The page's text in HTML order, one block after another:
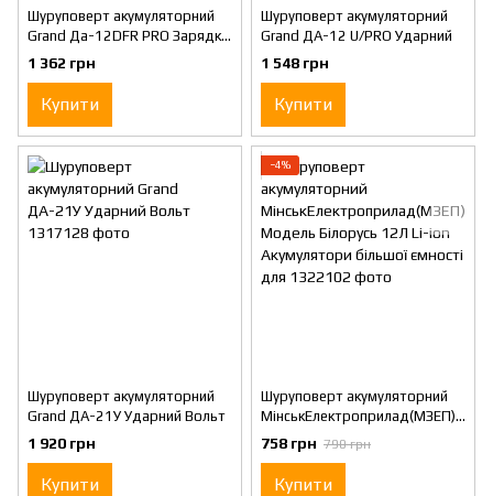
Шуруповерт акумуляторний
Grand Да-12DFR PRO Зарядка
- шнур зі штекером
1 362 грн
Купити
Шуруповерт акумуляторний
Grand ДА-12 U/PRO Ударний
1 548 грн
Купити
Шуруповерт акумуляторний
Grand ДА-21У Ударний Вольт
1 920 грн
Купити
−4%
Шуруповерт акумуляторний
МінськЕлектроприлад(МЗЕП)
Модель Білорусь 12Л Li-ion
Акумулятори більшої ємності
для
758 грн 790 грн
Купити